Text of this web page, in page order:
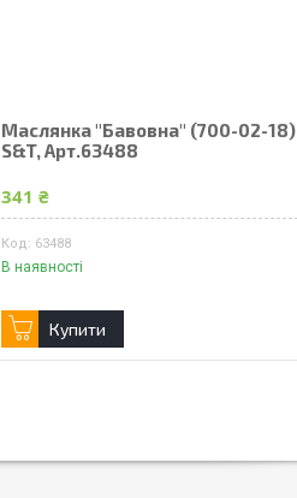
Маслянка "Бавовна" (700-02-18),
S&T, Арт.63488
341 ₴
63488
В наявності
Купити